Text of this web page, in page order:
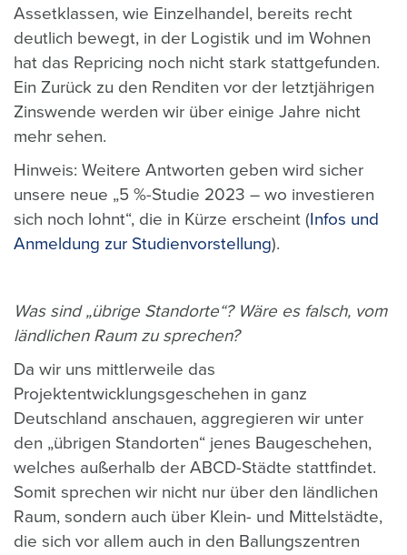
Assetklassen, wie Einzelhandel, bereits recht
deutlich bewegt, in der Logistik und im Wohnen
hat das Repricing noch nicht stark stattgefunden.
Ein Zurück zu den Renditen vor der letztjährigen
Zinswende werden wir über einige Jahre nicht
mehr sehen.
Hinweis: Weitere Antworten geben wird sicher
unsere neue „5 %-Studie 2023 – wo investieren
sich noch lohnt“, die in Kürze erscheint (Infos und
Anmeldung zur Studienvorstellung).
Was sind „übrige Standorte“? Wäre es falsch, vom
ländlichen Raum zu sprechen?
Da wir uns mittlerweile das
Projektentwicklungsgeschehen in ganz
Deutschland anschauen, aggregieren wir unter
den „übrigen Standorten“ jenes Baugeschehen,
welches außerhalb der ABCD-Städte stattfindet.
Somit sprechen wir nicht nur über den ländlichen
Raum, sondern auch über Klein- und Mittelstädte,
die sich vor allem auch in den Ballungszentren